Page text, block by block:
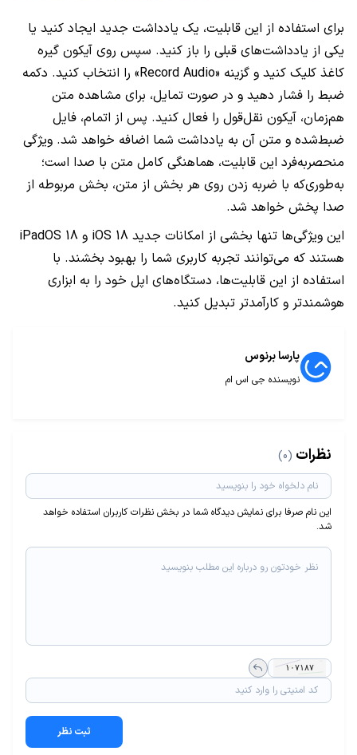
برای استفاده از این قابلیت، یک یادداشت جدید ایجاد کنید یا
یکی از یادداشت‌های قبلی را باز کنید. سپس روی آیکون گیره
کاغذ کلیک کنید و گزینه «Record Audio» را انتخاب کنید. دکمه
ضبط را فشار دهید و در صورت تمایل، برای مشاهده متن
هم‌زمان، آیکون نقل‌قول را فعال کنید. پس از اتمام، فایل
ضبط‌شده و متن آن به یادداشت شما اضافه خواهد شد. ویژگی
منحصر‌به‌فرد این قابلیت، هماهنگی کامل متن با صدا است؛
به‌طوری‌که با ضربه زدن روی هر بخش از متن، بخش مربوطه از
صدا پخش خواهد شد.
این ویژگی‌ها تنها بخشی از امکانات جدید iOS 18 و iPadOS 18
هستند که می‌توانند تجربه کاربری شما را بهبود بخشند. با
استفاده از این قابلیت‌ها، دستگاه‌های اپل خود را به ابزاری
هوشمندتر و کارآمدتر تبدیل کنید.
پارسا برنوس
نویسنده جی اس ام
نظرات (0)
این نام صرفا برای نمایش دیدگاه شما در بخش نظرات کاربران استفاده خواهد
شد.
ثبت نظر